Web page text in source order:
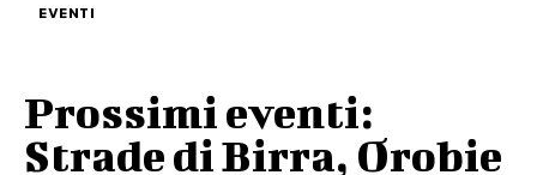
EVENTI
Prossimi eventi:
Strade di Birra, Orobie